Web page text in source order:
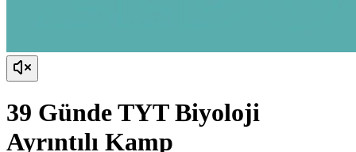
39 Günde TYT Biyoloji
Ayrıntılı Kamp